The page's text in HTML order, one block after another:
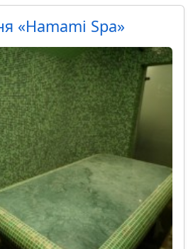
«Hamami Spa»